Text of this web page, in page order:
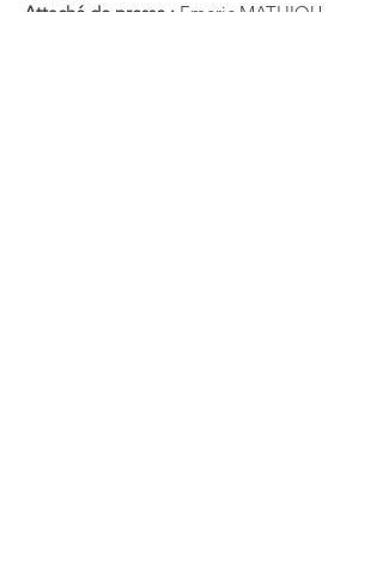
Attaché de presse : Emeric MATHIOU